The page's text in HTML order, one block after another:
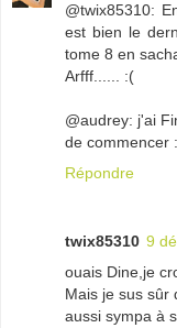
@twix85310:
est bien le
tome 8 en
Arfff...... :(
@audrey: j'ai
de commencer
Répondre
twix85310 9
ouais Dine,je
Mais je sus sûr
aussi sympa à